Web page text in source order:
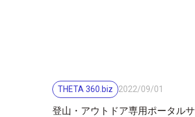
THETA 360.biz 2022/09/01
登山・アウトドア専用ポータルサ